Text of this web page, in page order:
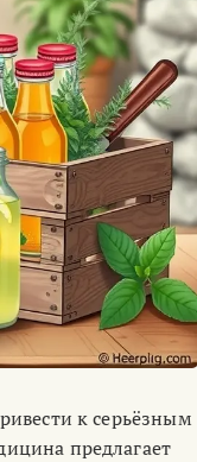
к серьёзным
предлагает